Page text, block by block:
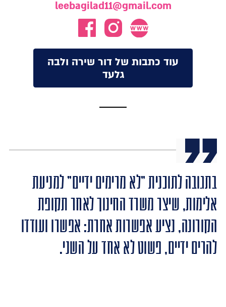
leebagilad11@gmail.com
עוד כתבות של דור שירה ולבה
גלעד
בתגובה לתוכנית "לא מרימים ידיים" למניעת
אלימות, שיצר משרד החינוך לאחר תקופת
הקורונה, נציע אפשרות אחרת: אפשרו ועודדו
להרים ידיים, פשוט לא אחד על השני.